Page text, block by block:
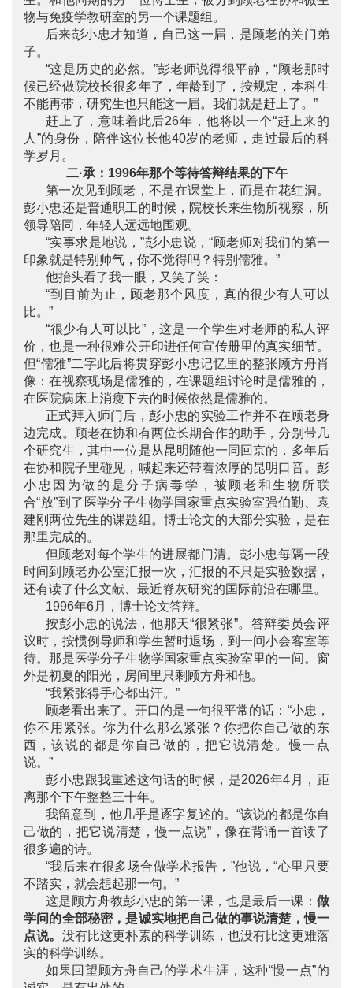
物与免疫学教研室的另一个课题组。
后来彭小忠才知道，自己这一届，是顾老的关门弟
子。
“这是历史的必然。”彭老师说得很平静，“顾老那时
候已经做院校长很多年了，年龄到了，按规定，本科生
不能再带，研究生也只能这一届。我们就是赶上了。”
赶上了，意味着此后26年，他将以一个“赶上来的
人”的身份，陪伴这位长他40岁的老师，走过最后的科
学岁月。
二·承：1996年那个等待答辩结果的下午
第一次见到顾老，不是在课堂上，而是在花红洞。
彭小忠还是普通职工的时候，院校长来生物所视察，所
领导陪同，年轻人远远地围观。
“实事求是地说，”彭小忠说，“顾老师对我们的第一
印象就是特别帅气，你不觉得吗？特别儒雅。”
他抬头看了我一眼，又笑了笑：
“到目前为止，顾老那个风度，真的很少有人可以
比。”
“很少有人可以比”，这是一个学生对老师的私人评
价，也是一种很难公开印进任何宣传册里的真实细节。
但“儒雅”二字此后将贯穿彭小忠记忆里的整张顾方舟肖
像：在视察现场是儒雅的，在课题组讨论时是儒雅的，
在医院病床上消瘦下去的时候依然是儒雅的。
正式拜入师门后，彭小忠的实验工作并不在顾老身
边完成。顾老在协和有两位长期合作的助手，分别带几
个研究生，其中一位是从昆明随他一同回京的，多年后
在协和院子里碰见，喊起来还带着浓厚的昆明口音。彭
小忠因为做的是分子病毒学，被顾老和生物所联
合“放”到了医学分子生物学国家重点实验室强伯勤、袁
建刚两位先生的课题组。博士论文的大部分实验，是在
那里完成的。
但顾老对每个学生的进展都门清。彭小忠每隔一段
时间到顾老办公室汇报一次，汇报的不只是实验数据，
还有读了什么文献、最近脊灰研究的国际前沿在哪里。
1996年6月，博士论文答辩。
按彭小忠的说法，他那天“很紧张”。答辩委员会评
议时，按惯例导师和学生暂时退场，到一间小会客室等
待。那是医学分子生物学国家重点实验室里的一间。窗
外是初夏的阳光，房间里只剩顾方舟和他。
“我紧张得手心都出汗。”
顾老看出来了。开口的是一句很平常的话：“小忠，
你不用紧张。你为什么那么紧张？你把你自己做的东
西，该说的都是你自己做的，把它说清楚。慢一点
说。”
彭小忠跟我重述这句话的时候，是2026年4月，距
离那个下午整整三十年。
我留意到，他几乎是逐字复述的。“该说的都是你自
己做的，把它说清楚，慢一点说”，像在背诵一首读了
很多遍的诗。
“我后来在很多场合做学术报告，”他说，“心里只要
不踏实，就会想起那一句。”
这是顾方舟教彭小忠的第一课，也是最后一课： 做
学问的全部秘密，是诚实地把自己做的事说清楚，慢一
点说。 没有比这更朴素的科学训练，也没有比这更难落
实的科学训练。
如果回望顾方舟自己的学术生涯，这种“慢一点”的